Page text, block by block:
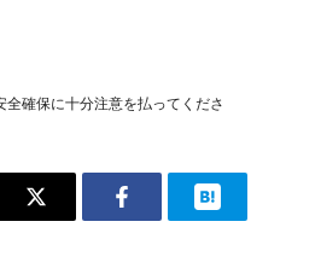
全確保に十分注意を払ってくださ